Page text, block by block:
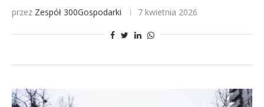
przez Zespół 300Gospodarki 7 kwietnia 2026